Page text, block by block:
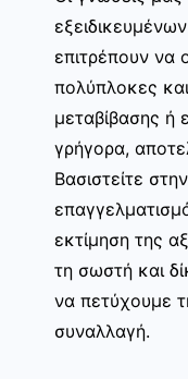
επιτρέπουν να
πολύπλοκες
μεταβίβασης ή
γρήγορα,
Βασιστείτε
εκτίμηση της
τη σωστή και
να πετύχουμε
συναλλαγή.